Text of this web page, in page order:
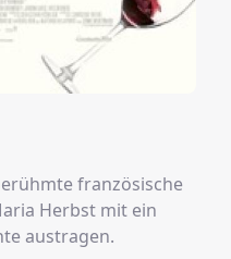
französische
Herbst mit ein
austragen.